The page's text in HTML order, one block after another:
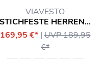
VIAVESTO
STICHFESTE HERREN-ZIPP-HOSE EANES
169,95 €* |UVP 189,95
€*